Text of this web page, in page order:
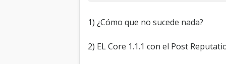
1) ¿Cómo que no sucede nada?
2) EL Core 1.1.1 con el Post